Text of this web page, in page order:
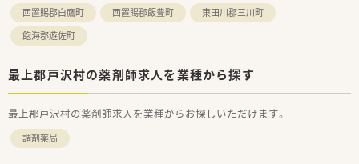
西置賜郡白鷹町
西置賜郡飯豊町
東田川郡三川町
飽海郡遊佐町
最上郡戸沢村の薬剤師求人を業種から探す
最上郡戸沢村の薬剤師求人を業種からお探しいただけます。
調剤薬局